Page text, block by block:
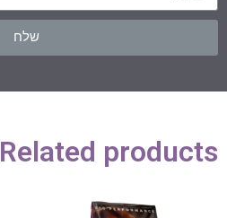
שלח
Related products